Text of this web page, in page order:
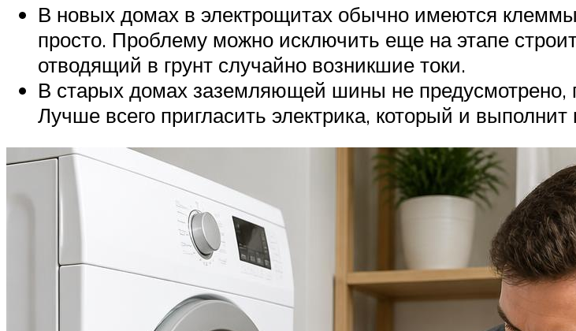
В новых домах в электрощитах обычно имеются
просто. Проблему можно исключить еще на этапе
отводящий в грунт случайно возникшие токи.
В старых домах заземляющей шины не предусмотрено,
Лучше всего пригласить электрика, который и